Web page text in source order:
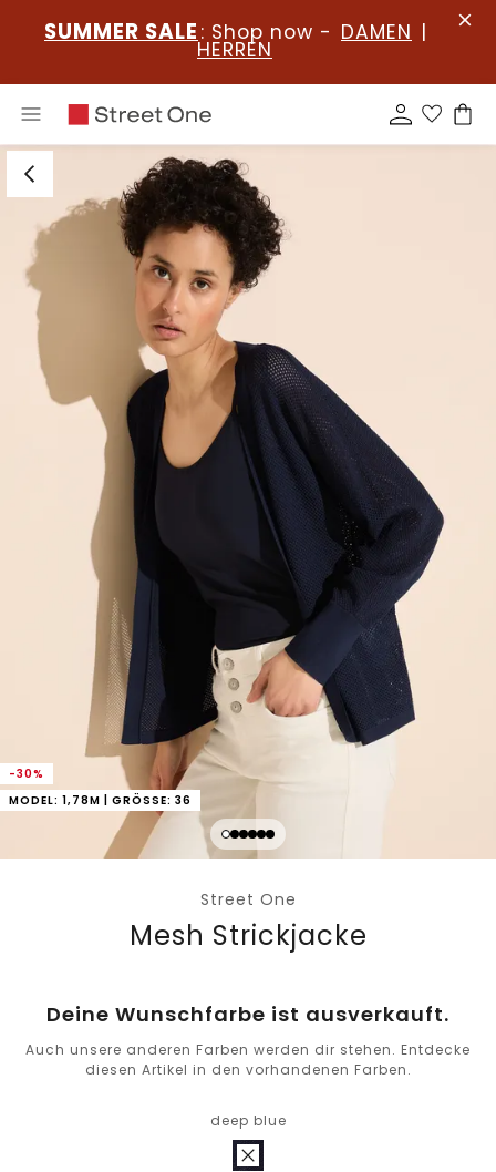
SUMMER SALE : Shop now - DAMEN |
HERREN
-30%
MODEL: 1,78M | GRÖSSE: 36
Street One
Mesh Strickjacke
Deine Wunschfarbe ist ausverkauft.
Auch unsere anderen Farben werden dir stehen. Entdecke
diesen Artikel in den vorhandenen Farben.
deep blue